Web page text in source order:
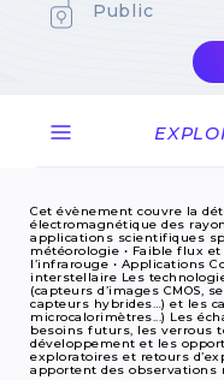
Public
Cet évènement couvre la
électromagnétique des
applications scientifiques
météorologie • Faible flux
l’infrarouge • Applications
interstellaire Les
(capteurs d’images CMOS,
capteurs hybrides…) et les
microcalorimètres...) Les
besoins futurs, les verrous
développement et les
exploratoires et retours
apportent des